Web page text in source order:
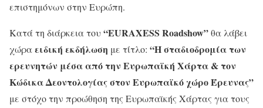
επιστημόνων στην Ευρώπη.
Κατά τη διάρκεια του“EURAXESS Roadshow”θα λάβει
χώραειδική εκδήλωση με τίτλο: “Η σταδιοδρομία των
ερευνητών μέσα από την Ευρωπαϊκή Χάρτα & τον
Κώδικα Δεοντολογίας στον Ευρωπαϊκό χώρο Έρευνας”
με στόχο την προώθηση της Ευρωπαϊκής Χάρτας για τους